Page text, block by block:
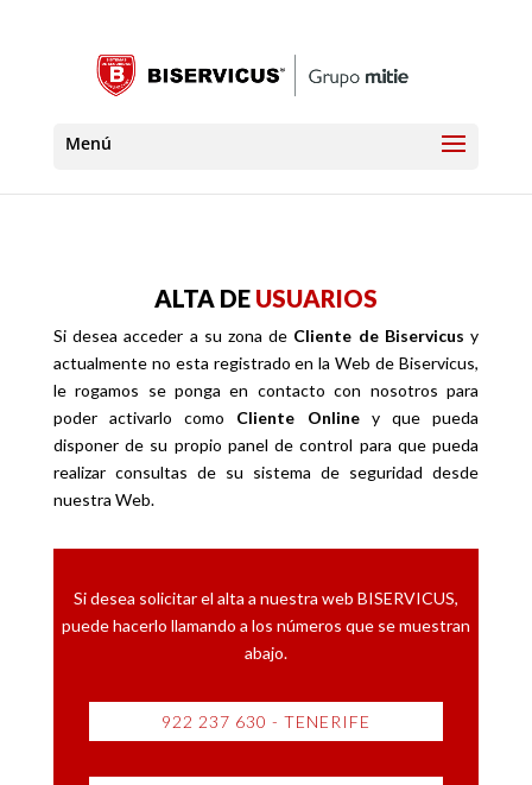
ALTA DE USUARIOS
Si desea acceder a su zona de Cliente de Biservicus y
actualmente no esta registrado en la Web de Biservicus,
le rogamos se ponga en contacto con nosotros para
poder activarlo como Cliente Onliney que pueda
disponer de su propio panel de control para que pueda
realizar consultas de su sistema de seguridad desde
nuestra Web.
Si desea solicitar el alta a nuestra web BISERVICUS,
puede hacerlo llamando a los números que se muestran
abajo.
922 237 630 - TENERIFE